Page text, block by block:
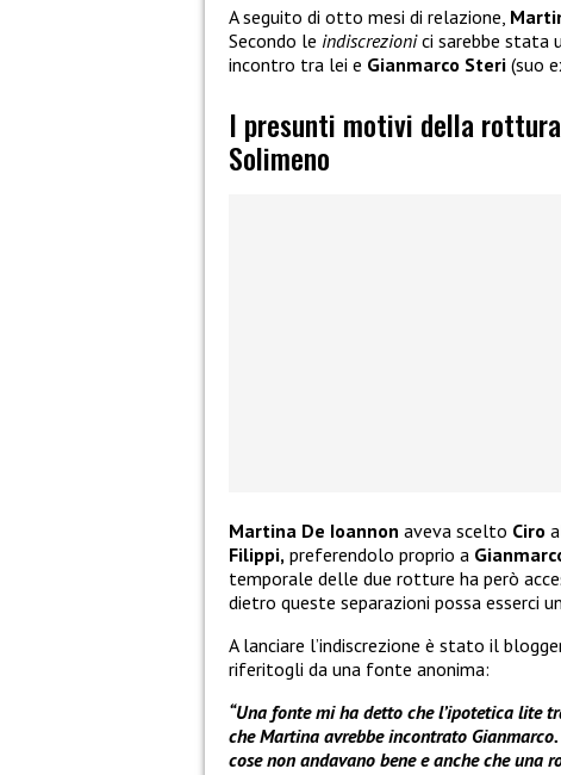
A seguito di otto mesi di relazione,
Secondo le indiscrezionici sarebbe stata
incontro tra lei e Gianmarco Steri (suo
I presunti motivi della
Solimeno
Martina De Ioannon aveva scelto Ciro
Filippi, preferendolo proprio a
temporale delle due rotture ha però
dietro queste separazioni possa esserci
A lanciare l’indiscrezione è stato il
riferitogli da una fonte anonima:
“Una fonte mi ha detto che l’ipotetica lite
che Martina avrebbe incontrato
cose non andavano bene e anche che una